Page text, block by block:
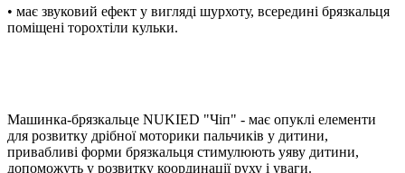
• має звуковий ефект у вигляді шурхоту, всередині брязкальця
поміщені торохтіли кульки.
Машинка-брязкальце NUKIED "Чіп" - має опуклі елементи
для розвитку дрібної моторики пальчиків у дитини,
привабливі форми брязкальця стимулюють уяву дитини,
допоможуть у розвитку координації руху і уваги.